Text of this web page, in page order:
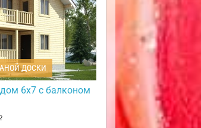
ДОСКИ
6х7 с балконом